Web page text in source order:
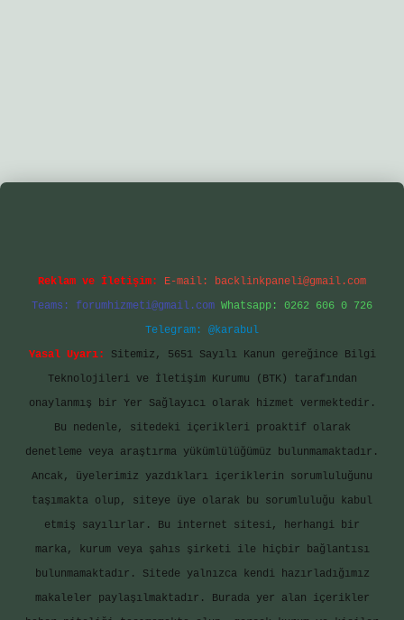
Reklam ve İletişim: E-mail: backlinkpaneli@gmail.com
Teams: forumhizmeti@gmail.com Whatsapp: 0262 606 0 726
Telegram: @karabul
Yasal Uyarı:
Sitemiz, 5651 Sayılı Kanun gereğince Bilgi
Teknolojileri ve İletişim Kurumu (BTK) tarafından
onaylanmış bir Yer Sağlayıcı olarak hizmet vermektedir.
Bu nedenle, sitedeki içerikleri proaktif olarak
denetleme veya araştırma yükümlülüğümüz bulunmamaktadır.
Ancak, üyelerimiz yazdıkları içeriklerin sorumluluğunu
taşımakta olup, siteye üye olarak bu sorumluluğu kabul
etmiş sayılırlar. Bu internet sitesi, herhangi bir
marka, kurum veya şahıs şirketi ile hiçbir bağlantısı
bulunmamaktadır. Sitede yalnızca kendi hazırladığımız
makaleler paylaşılmaktadır. Burada yer alan içerikler